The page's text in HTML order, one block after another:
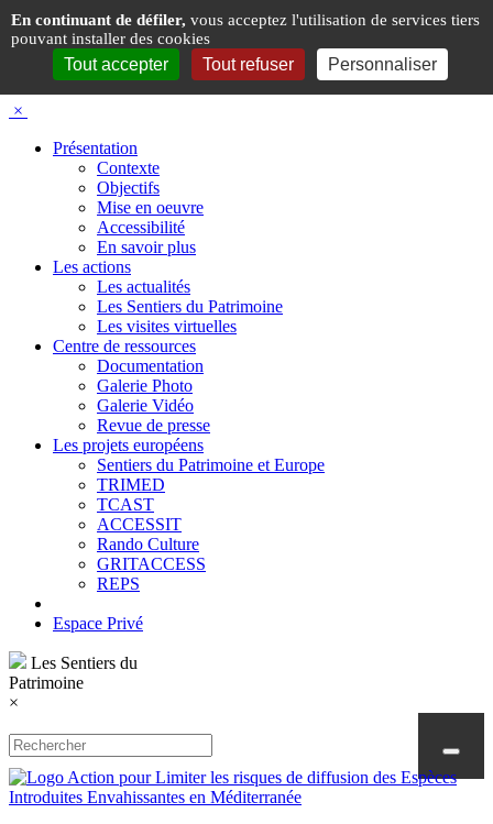
×
Présentation
Contexte
Objectifs
Mise en oeuvre
Accessibilité
En savoir plus
Les actions
Les actualités
Les Sentiers du Patrimoine
Les visites virtuelles
Centre de ressources
Documentation
Galerie Photo
Galerie Vidéo
Revue de presse
Les projets européens
Sentiers du Patrimoine et Europe
TRIMED
TCAST
ACCESSIT
Rando Culture
GRITACCESS
REPS
Espace Privé
Les Sentiers du
Patrimoine
×
Panneau de gestion des cookies
En continuant de défiler, vous acceptez l'utilisation de services tiers
pouvant installer des cookies
Tout accepter Tout refuser Personnaliser